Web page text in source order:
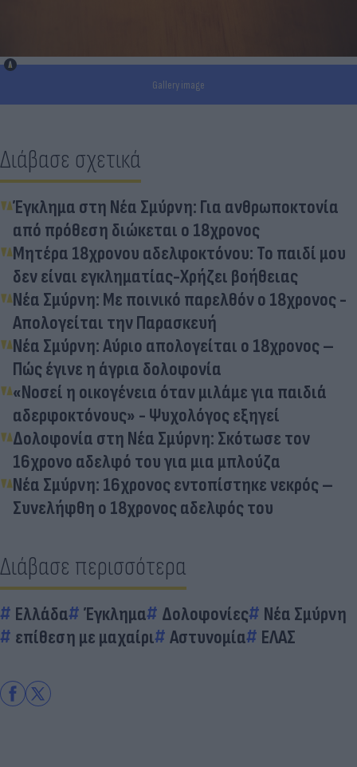
Gallery image
Διάβασε σχετικά
Έγκλημα στη Νέα Σμύρνη: Για ανθρωποκτονία
από πρόθεση διώκεται ο 18χρονος
Μητέρα 18χρονου αδελφοκτόνου: Το παιδί μου
δεν είναι εγκληματίας-Χρήζει βοήθειας
Νέα Σμύρνη: Με ποινικό παρελθόν ο 18χρονος -
Απολογείται την Παρασκευή
Νέα Σμύρνη: Αύριο απολογείται ο 18χρονος –
Πώς έγινε η άγρια δολοφονία
«Νοσεί η οικογένεια όταν μιλάμε για παιδιά
αδερφοκτόνους» - Ψυχολόγος εξηγεί
Δολοφονία στη Νέα Σμύρνη: Σκότωσε τον
16χρονο αδελφό του για μια μπλούζα
Νέα Σμύρνη: 16χρονος εντοπίστηκε νεκρός –
Συνελήφθη ο 18χρονος αδελφός του
Διάβασε περισσότερα
Ελλάδα Έγκλημα Δολοφονίες
Νέα Σμύρνη
επίθεση με μαχαίρι
Αστυνομία ΕΛΑΣ